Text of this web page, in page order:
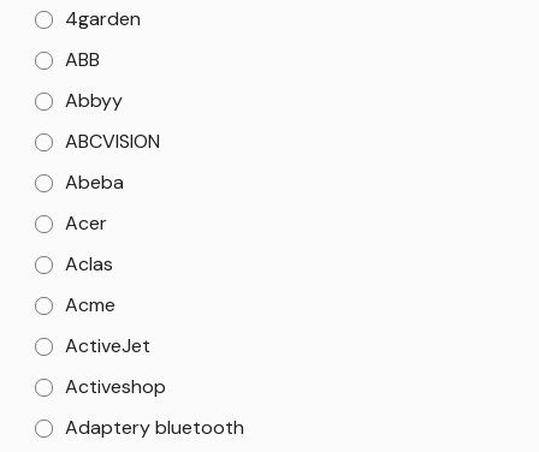
4garden
ABB
Abbyy
ABCVISION
Abeba
Acer
Aclas
Acme
ActiveJet
Activeshop
Adaptery bluetooth